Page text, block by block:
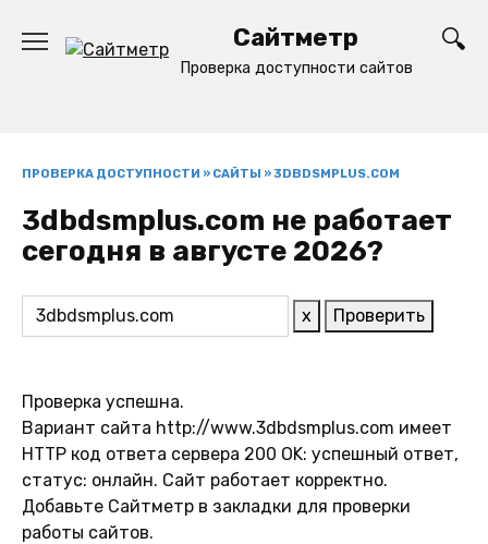
содержанию
Сайтметр
Проверка доступности сайтов
ПРОВЕРКА ДОСТУПНОСТИ » САЙТЫ »3DBDSMPLUS.COM
3dbdsmplus.com не работает
сегодня в августе 2026?
x Проверить
Проверка успешна.
Вариант сайта http://www.3dbdsmplus.com имеет
HTTP код ответа сервера 200 OK: успешный ответ,
статус: онлайн. Сайт работает корректно.
Добавьте Сайтметр в закладки для проверки
работы сайтов.